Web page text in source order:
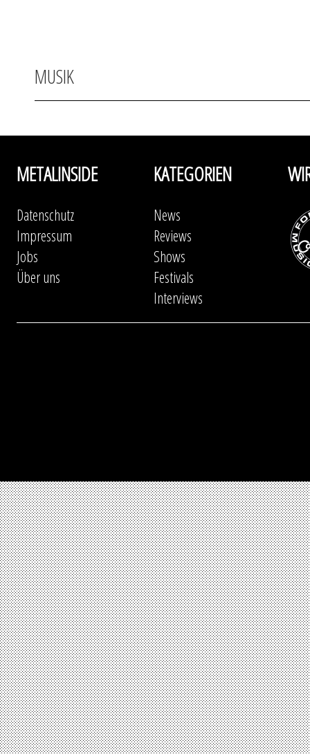
MUSIK
METALINSIDE
Datenschutz
Impressum
Jobs
Über uns
KATEGORIEN
News
Reviews
Shows
Festivals
Interviews